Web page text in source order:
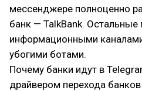
мессенджере полноценно
банк — TalkBank. Остальные
информационными
убогими ботами.
Почему банки идут в
драйвером перехода